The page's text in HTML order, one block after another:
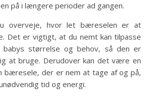
på i længere perioder ad gangen.
overveje, hvor let bæreselen er at
Det er vigtigt, at du nemt kan tilpasse
størrelse og behov, så den er
at bruge. Derudover kan det være en
bæresele, der er nem at tage af og på,
tid og energi.